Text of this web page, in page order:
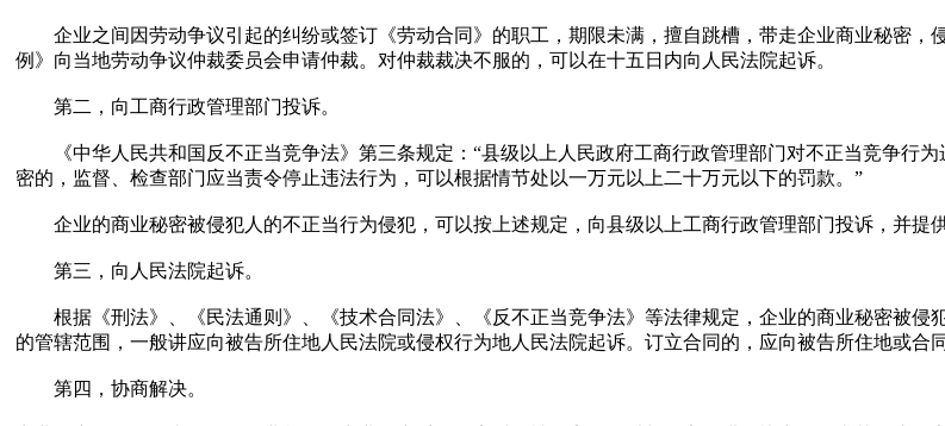
企业之间因劳动争议引起的纠纷或签订《劳动合同》的职工，期限未满，擅自跳槽，带走企业商业秘密，
例》向当地劳动争议仲裁委员会申请仲裁。对仲裁裁决不服的，可以在十五日内向人民法院起诉。
第二，向工商行政管理部门投诉。
《中华人民共和国反不正当竞争法》第三条规定：“县级以上人民政府工商行政管理部门对不正当竞争行为
密的，监督、检查部门应当责令停止违法行为，可以根据情节处以一万元以上二十万元以下的罚款。”
企业的商业秘密被侵犯人的不正当行为侵犯，可以按上述规定，向县级以上工商行政管理部门投诉，并提
第三，向人民法院起诉。
根据《刑法》、《民法通则》、《技术合同法》、《反不正当竞争法》等法律规定，企业的商业秘密被侵
的管辖范围，一般讲应向被告所住地人民法院或侵权行为地人民法院起诉。订立合同的，应向被告所住地或合
第四，协商解决。